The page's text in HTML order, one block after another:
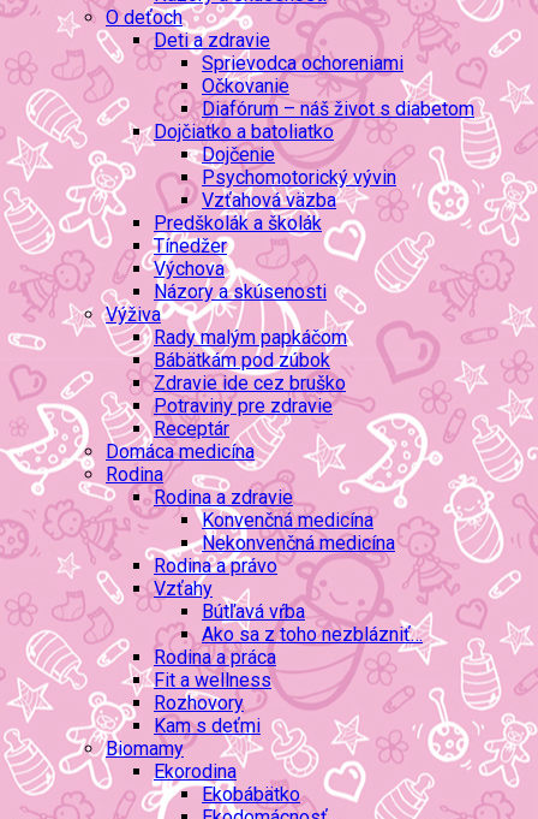
O deťoch
Deti a zdravie
Sprievodca ochoreniami
Očkovanie
Diafórum – náš život s diabetom
Dojčiatko a batoliatko
Dojčenie
Psychomotorický vývin
Vzťahová väzba
Predškolák a školák
Tínedžer
Výchova
Názory a skúsenosti
Výživa
Rady malým papkáčom
Bábätkám pod zúbok
Zdravie ide cez bruško
Potraviny pre zdravie
Receptár
Domáca medicína
Rodina
Rodina a zdravie
Konvenčná medicína
Nekonvenčná medicína
Rodina a právo
Vzťahy
Bútľavá vŕba
Ako sa z toho nezblázniť…
Rodina a práca
Fit a wellness
Rozhovory
Kam s deťmi
Biomamy
Ekorodina
Ekobábätko